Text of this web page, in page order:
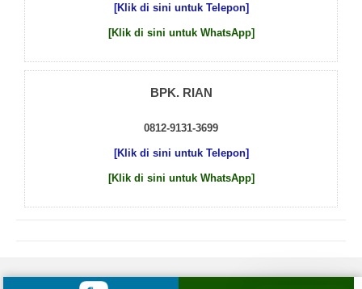
[Klik di sini untuk Telepon]
[Klik di sini untuk WhatsApp]
BPK. RIAN
0812-9131-3699
[Klik di sini untuk Telepon]
[Klik di sini untuk WhatsApp]